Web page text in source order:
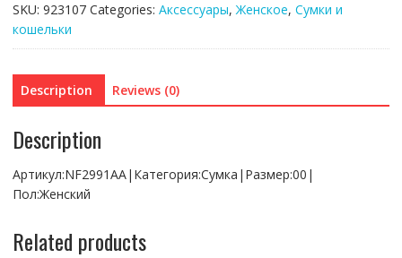
SKU: 923107 Categories: Аксессуары,Женское, Сумки и
кошельки
Description Reviews (0)
Description
Артикул:NF2991AA|Категория:Сумка|Размер:00|
Пол:Женский
Related products